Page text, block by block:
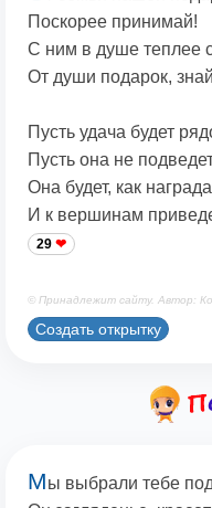
Поскорее принимай!
С ним в душе теплее
От души подарок,
Пусть удача будет
Пусть она не
Она будет, как
И к вершинам
29
© Принадлежит сайту. Автор:
Создать открытку
Мы выбрали тебе